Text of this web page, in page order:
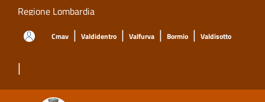
Salta al contenuto principale
Regione Lombardia
Cmav | Valdidentro | Valfurva | Bormio | Valdisotto
|